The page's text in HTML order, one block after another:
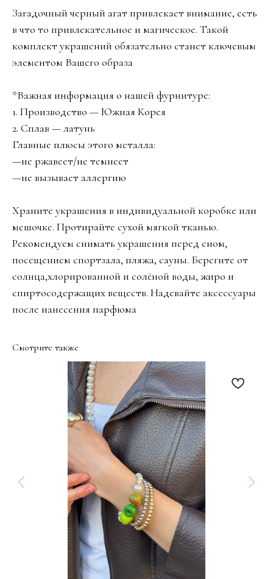
Загадочный черный агат привлекает внимание, есть
в что то привлекательное и магическое. Такой
комплект украшений обязательно станет ключевым
элементом Вашего образа
*Важная информация о нашей фурнитуре:
1. Производство — Южная Корея
2. Сплав — латунь
Главные плюсы этого металла:
—не ржавеет/не темнеет
—не вызывает аллергию
Храните украшения в индивидуальной коробке или
мешочке. Протирайте сухой мягкой тканью.
Рекомендуем снимать украшения перед сном,
посещением спортзала, пляжа, сауны. Берегите от
солнца,хлорированной и солёной воды, жиро и
спиртосодержащих веществ. Надевайте аксессуары
после нанесения парфюма
Смотрите также